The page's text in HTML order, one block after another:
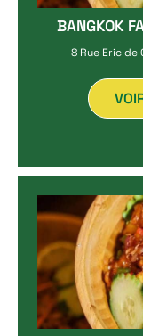
BANGKOK
8 Rue Eric de